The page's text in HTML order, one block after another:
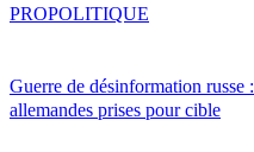
Guerre de désinformation russe
allemandes prises pour cible
PROPOLITIQUE